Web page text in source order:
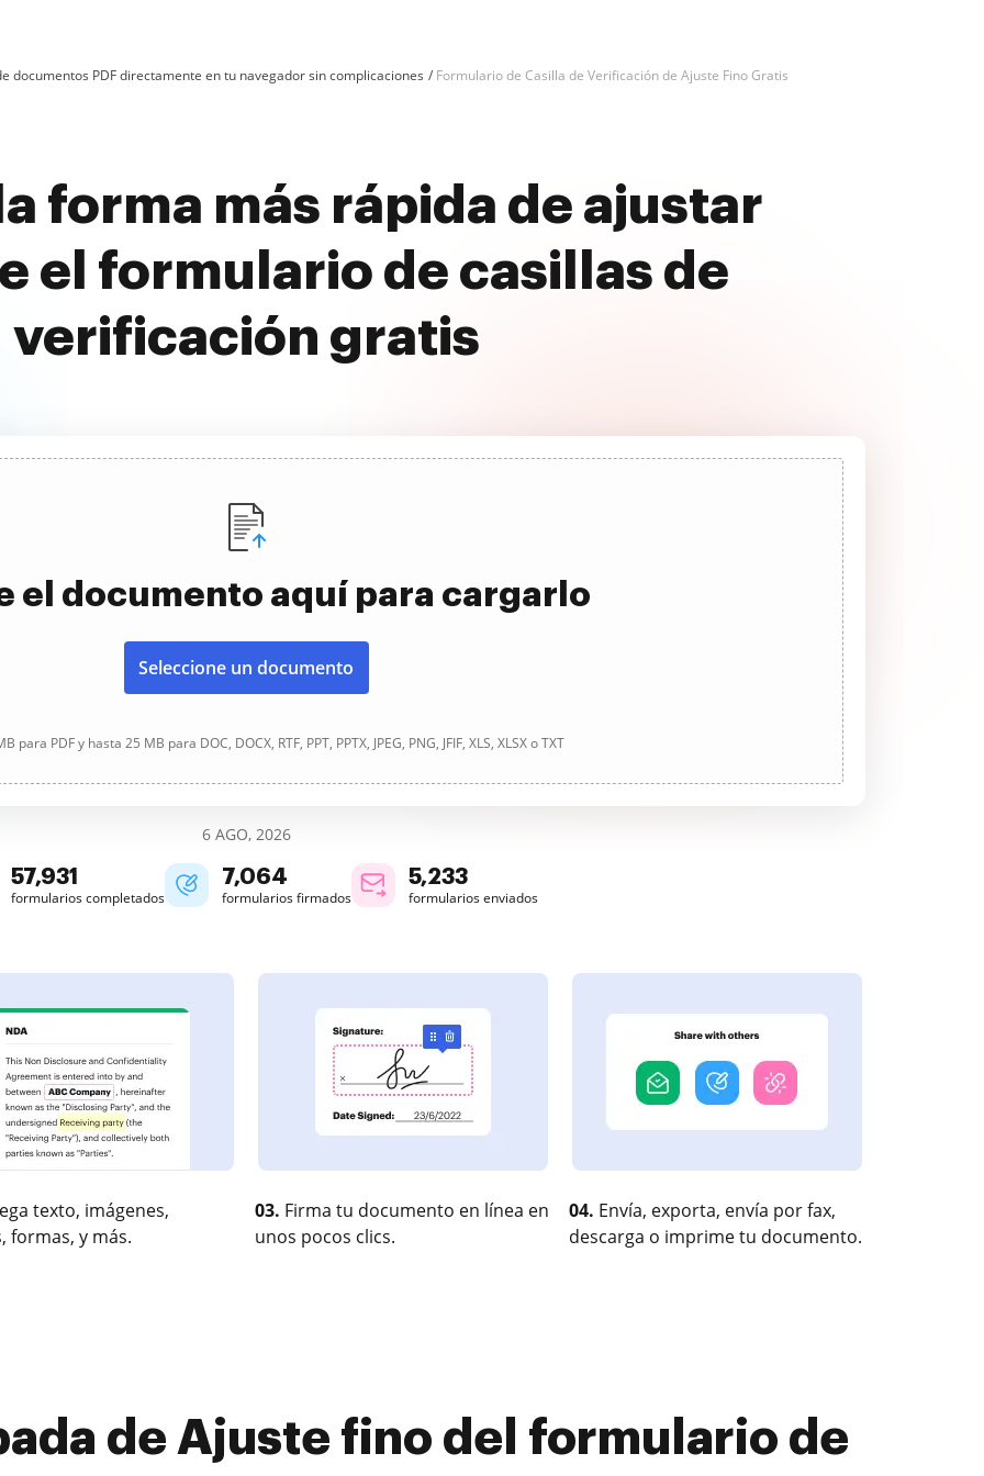
documentos PDF directamente en tu navegador sin complicaciones Formulario de Casilla de Verificación de Ajuste Fino Gratis
forma más rápida de ajustar
el formulario de casillas de
verificación gratis
el documento aquí para cargarlo
Seleccione un documento
para PDF y hasta 25 MB para DOC, DOCX, RTF, PPT, PPTX, JPEG, PNG, JFIF, XLS, XLSX o TXT
6 AGO, 2026
57,931
formularios completados
7,064
formularios firmados
5,234
formularios enviados
texto, imágenes,
formas, y más.
03. Firma tu documento en línea en
unos pocos clics.
04. Envía, exporta, envía por fax,
descarga o imprime tu documento.
de Ajuste fino del formulario de